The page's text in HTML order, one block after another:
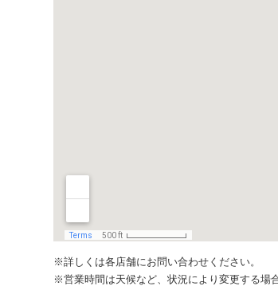
※詳しくは各店舗にお問い合わせください。
※営業時間は天候など、状況により変更する場